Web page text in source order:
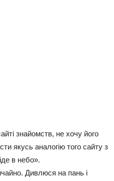
знайомств, не хочу його
якусь аналогію того сайту з
в небо».
Дивлюся на пань і